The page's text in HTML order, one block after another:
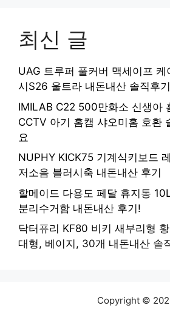
최신 글
UAG 트루퍼 풀커버 맥세이프 케
시S26 울트라 내돈내산 솔직후기
IMILAB C22 500만화소 신생아
CCTV 아기 홈캠 샤오미홈 호환
요
NUPHY KICK75 기계식키보드
저소음 블러시축 내돈내산 후기
할메이드 다용도 페달 휴지통
분리수거함 내돈내산 후기!
닥터퓨리 KF80 비키 새부리형
대형, 베이지, 30개 내돈내산 솔
Copyright ©